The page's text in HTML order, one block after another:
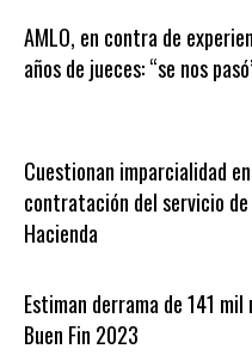
AMLO, en contra de
años de jueces: “se nos
Cuestionan imparcialidad en
contratación del servicio
Hacienda
Estiman derrama de 141 mil
Buen Fin 2023